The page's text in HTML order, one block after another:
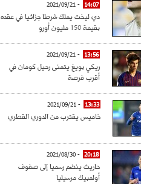
14:07
- 2021/09/21
دي ليخت يملك شرطا جزائيا في عقده
بقيمة 150 مليون أورو
13:56
- 2021/09/21
ريكي بويغ يتمنى رحيل كومان في
أقرب فرصة
13:33
- 2021/09/21
خاميس يقترب من الدوري القطري
20:18
- 2021/08/30
حاريث ينضم رسميا إلى صفوف
أولمبيك مرسيليا